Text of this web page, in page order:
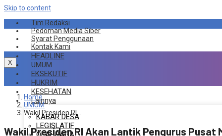
Skip to content
Tim Redaksi
Pedoman Media Siber
Syarat Penggunaan
Kontak Kami
X
HEADLINE
UMUM
EKSEKUTIF
HUKRIM
KESEHATAN
Lainnya
KABAR DESA
LEGISLATIF
Home
UMUM
Wakil Presiden RI…
Wakil Presiden RI Akan Lantik Pengurus Pusat